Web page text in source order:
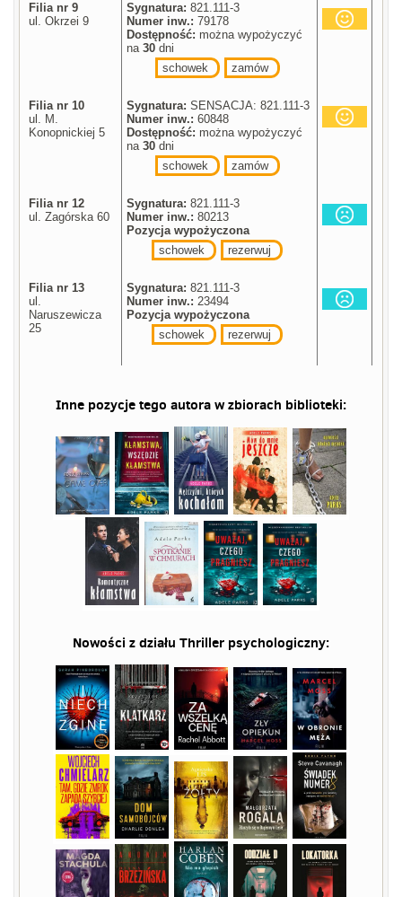
Filia nr 9
ul. Okrzei 9
Sygnatura: 821.111-3
Numer inw.: 79178
Dostępność: można wypożyczyć
na30 dni
schowek
zamów
Filia nr 10
ul. M.
Konopnickiej 5
Sygnatura: SENSACJA: 821.111-3
Numer inw.: 60848
Dostępność: można wypożyczyć
na30 dni
schowek
zamów
Filia nr 12
ul. Zagórska 60
Sygnatura: 821.111-3
Numer inw.: 80213
Pozycja wypożyczona
schowek
rezerwuj
Filia nr 13
ul.
Naruszewicza
25
Sygnatura: 821.111-3
Numer inw.: 23494
Pozycja wypożyczona
schowek
rezerwuj
Inne pozycje tego autora w zbiorach biblioteki:
Nowości z działu Thriller psychologiczny: